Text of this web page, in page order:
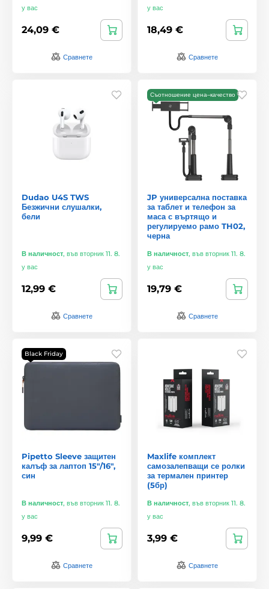
у вас
24,09 €
Сравнете
у вас
18,49 €
Сравнете
Dudao U4S TWS
Безжични слушалки,
бели
В наличност, във вторник 11. 8.
у вас
12,99 €
Сравнете
Съотношение цена–качество
JP универсална поставка
за таблет и телефон за
маса с въртящо и
регулируемо рамо TH02,
черна
В наличност, във вторник 11. 8.
у вас
19,79 €
Сравнете
Black Friday
Pipetto Sleeve защитен
калъф за лаптоп 15"/16",
син
В наличност, във вторник 11. 8.
у вас
9,99 €
Сравнете
Maxlife комплект
самозалепващи се ролки
за термален принтер
(5бр)
В наличност, във вторник 11. 8.
у вас
3,99 €
Сравнете